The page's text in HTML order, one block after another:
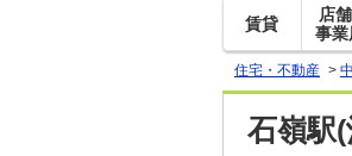
賃貸
店
事業
住宅・不動産 >
石嶺駅